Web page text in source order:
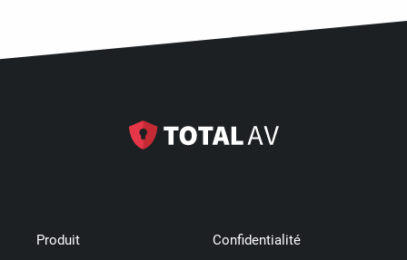
Produit Confidentialité